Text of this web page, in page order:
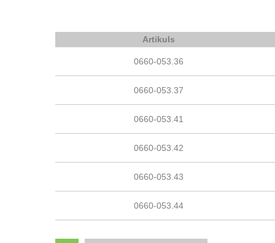
Artikuls
0660-053.36
0660-053.37
0660-053.41
0660-053.42
0660-053.43
0660-053.44